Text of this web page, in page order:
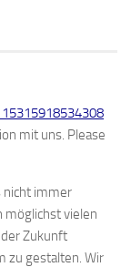
mit uns. Please
nicht immer
möglichst vielen
Zukunft
zu gestalten. Wir